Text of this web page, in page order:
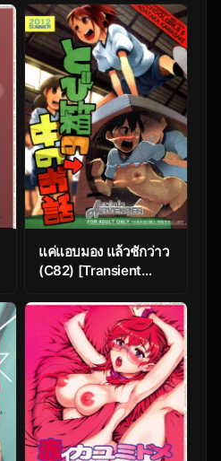
แค่แอบมอง แล้วชักว่าว
(C82) [Transient
Tadataka)] School
Girls 5 – Tobibako no
Naka no Ohanashi |
Inside the Vaulting
Horse